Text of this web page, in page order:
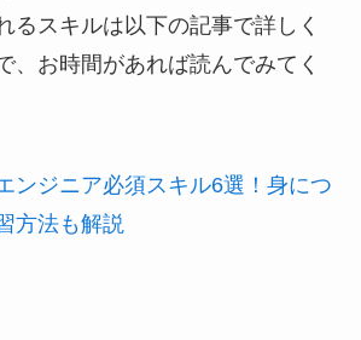
るスキルは以下の記事で詳しく
、お時間があれば読んでみてく
ンジニア必須スキル6選！身につ
方法も解説